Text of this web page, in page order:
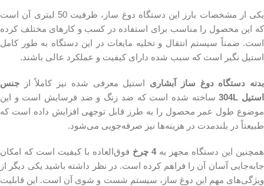
یکی از مشخصات بارز این دستگاه دوغ ساز، ظرفیت 50 لیتری آن است
که این محصول را مناسب برای استفاده در کسب و کارهای مختلف کرده
است. ضمناً سیستم انتقال و تخلیه مایعات در این دستگاه به طور کامل
استیل نگیر است که سبب شده دارای کیفیت و عملکرد عالی باشند.
بدنه دستگاه دوغ ساز آبشاری استیل معرفی شده نیز کاملاً از جنس
استیل 304L
ساخته شده است که ضد زنگ و ضد فرسایش است و این
موضوع طول عمر محصول را به طرز قابل توجهی افزایش داده است که
طبیعتاً در بلندمدت در هزینه‌ها نیز صرفه‌جویی می‌شود.
همچنین این دستگاه مجهز به4 چرخ
فوق‌العاده با کیفیت است که امکان
جابه‌جایی آسان آن را فراهم کرده است. در نظر داشته باشید یکی دیگر از
ویژگی‌های مهم این دوغ ساز، سیستم شست و شوی آن است. این قابلیت